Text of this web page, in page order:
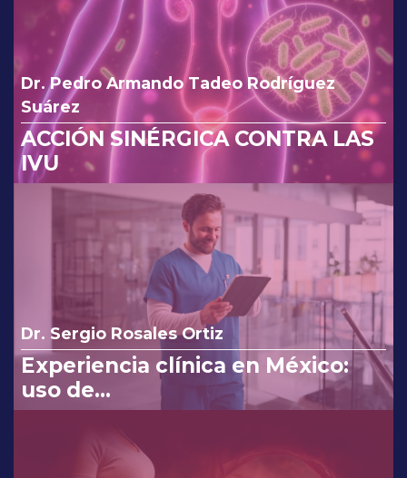
Dr. Pedro Armando Tadeo Rodríguez
Suárez
ACCIÓN SINÉRGICA CONTRA LAS
IVU
Dr. Sergio Rosales Ortiz
Experiencia clínica en México:
uso de
clindamicina/ketoconazol/lidocaí
na en el tratamiento de
infecciones vaginales.